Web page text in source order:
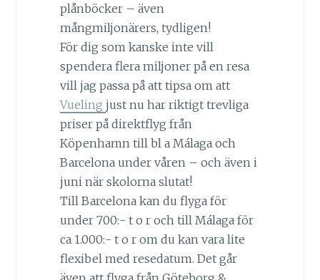
plånböcker – även
mångmiljonärers, tydligen!
För dig som kanske inte vill
spendera flera miljoner på en resa
vill jag passa på att tipsa om att
Vueling just nu har riktigt trevliga
priser på direktflyg från
Köpenhamn till bl a Málaga och
Barcelona under våren – och även i
juni när skolorna slutat!
Till Barcelona kan du flyga för
under 700:- t o r och till Málaga för
ca 1.000:- t o r om du kan vara lite
flexibel med resedatum. Det går